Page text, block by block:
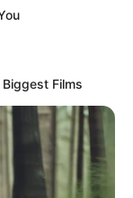
Films